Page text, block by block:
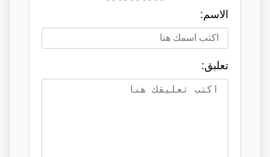
الاسم:
تعلبق: